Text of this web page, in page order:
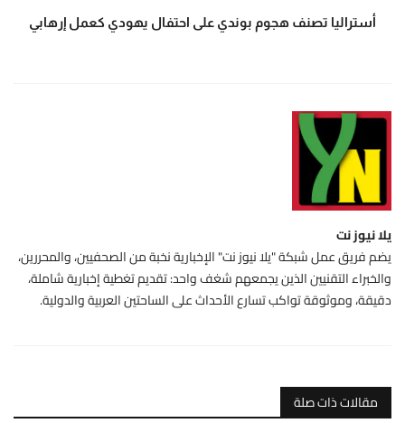
أستراليا تصنف هجوم بوندي على احتفال يهودي كعمل إرهابي
يلا نيوز نت
يضم فريق عمل شبكة "يلا نيوز نت" الإخبارية نخبة من الصحفيين، والمحررين،
والخبراء التقنيين الذين يجمعهم شغف واحد: تقديم تغطية إخبارية شاملة،
دقيقة، وموثوقة تواكب تسارع الأحداث على الساحتين العربية والدولية.
مقالات ذات صلة